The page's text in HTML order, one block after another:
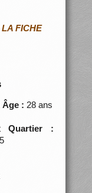
FICHE
Âge : 28 ans
Quartier :
5